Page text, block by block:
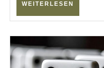
WEITERLESEN